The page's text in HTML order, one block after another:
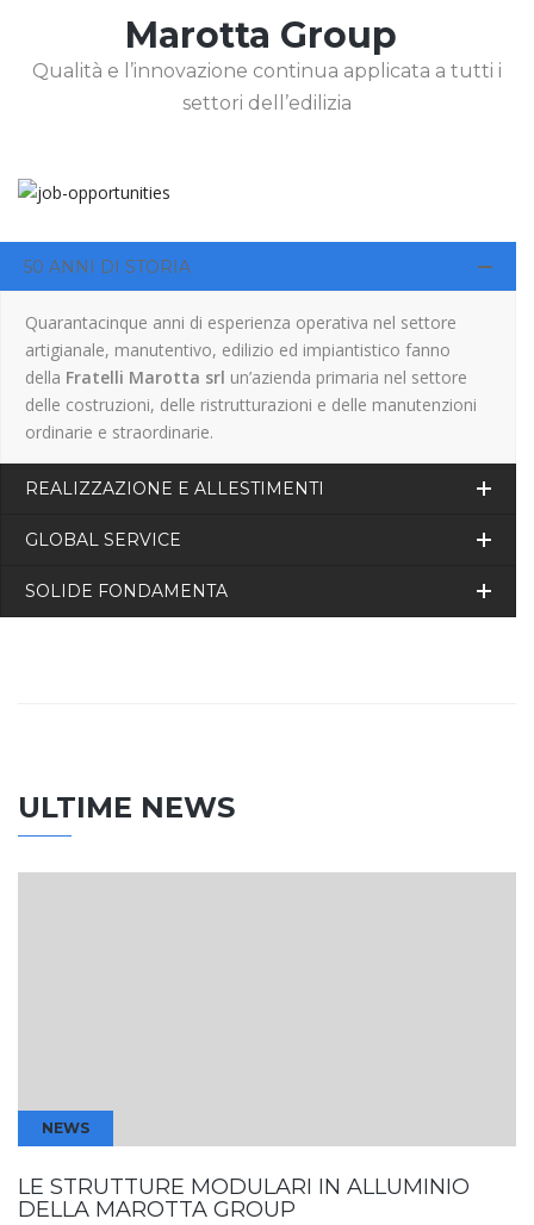
Marotta Group
Qualità e l’innovazione continua applicata a tutti i
settori dell’edilizia
50 ANNI DI STORIA
Quarantacinque anni di esperienza operativa nel settore
artigianale, manutentivo, edilizio ed impiantistico fanno
della Fratelli Marotta srl un’azienda primaria nel settore
delle costruzioni, delle ristrutturazioni e delle manutenzioni
ordinarie e straordinarie.
REALIZZAZIONE E ALLESTIMENTI
GLOBAL SERVICE
SOLIDE FONDAMENTA
ULTIME NEWS
NEWS
LE STRUTTURE MODULARI IN ALLUMINIO
DELLA MAROTTA GROUP